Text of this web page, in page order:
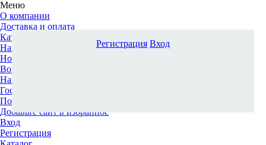
Меню
О компании
Доставка и оплата
Каталог
Наши офисы
Новости и новинки
Вопрос-ответ
Наша команда
Гос. заказчикам
Поставщикам
Добавьте сайт в избранное
Вход
Регистрация
Регистрация Вход